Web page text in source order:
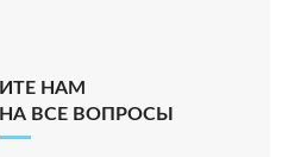
НАМ
ВСЕ ВОПРОСЫ